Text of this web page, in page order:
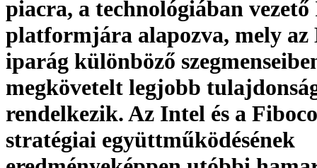
piacra, a technológiában
platformjára alapozva, mely
iparág különböző
megkövetelt legjobb
rendelkezik. Az Intel és a
stratégiai együttműködésének